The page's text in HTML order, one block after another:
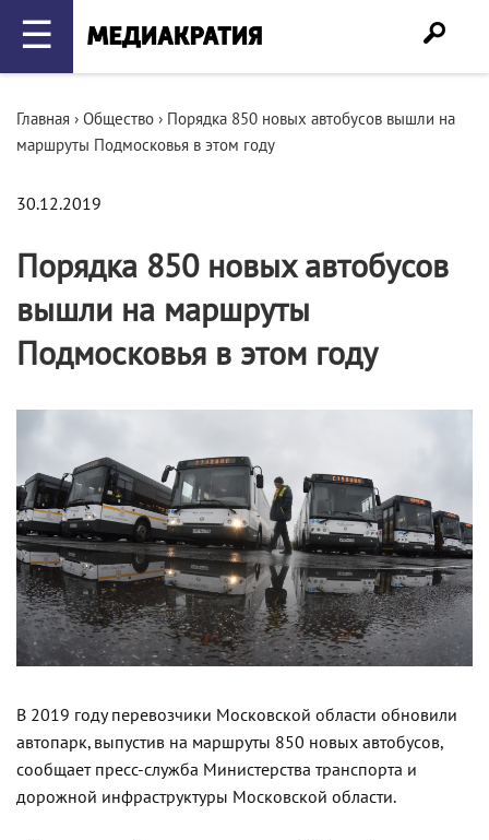
☰
Главная › Общество › Порядка 850 новых автобусов вышли на
маршруты Подмосковья в этом году
30.12.2019
Порядка 850 новых автобусов
вышли на маршруты
Подмосковья в этом году
В 2019 году перевозчики Московской области обновили
автопарк, выпустив на маршруты 850 новых автобусов,
сообщает пресс-служба Министерства транспорта и
дорожной инфраструктуры Московской области.